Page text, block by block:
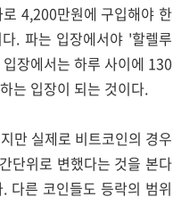
4,200만원에 구입해야 한
. 파는 입장에서야 '할렐루
장에서는 하루 사이에 130
는 입장이 되는 것이다.
만 실제로 비트코인의 경우
단위로 변했다는 것을 본다
다른 코인들도 등락의 범위